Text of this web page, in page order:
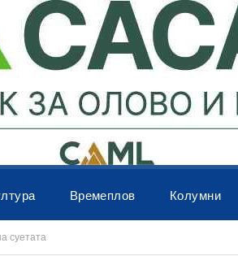
Времеплов Колумни
суетата